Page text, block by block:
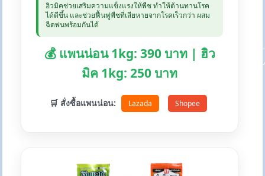
ฮิวมิคช่วยเสริมความแข็งแรงให้พืช ทำให้ต้านทานโรค
ได้ดีขึ้น และช่วยฟื้นฟูพืชที่เสียหายจากโรคเร็วกว่า ผสม
ฉีดพ่นพร้อมกันได้
💰 แพนน่อน 1kg: 390 บาท | ฮิว
มิค 1kg: 250 บาท
🛒 สั่งซื้อแพนน่อน: Lazada Shopee